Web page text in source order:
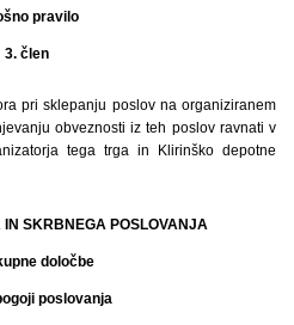
pravilo
3. člen
pri sklepanju poslov na organiziranem
obveznosti iz teh poslov ravnati v
tega trga in Klirinško depotne
IN SKRBNEGA POSLOVANJA
določbe
poslovanja